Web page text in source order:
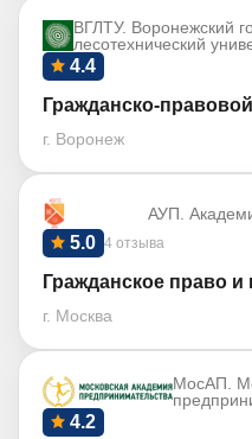
ВГЛТУ. Воронежский
лесотехнический
4.4
Гражданско-
г. Воронеж
АУП.
4 отзыва
5.0
Гражданское право и
г. Москва
МосАП.
4.2